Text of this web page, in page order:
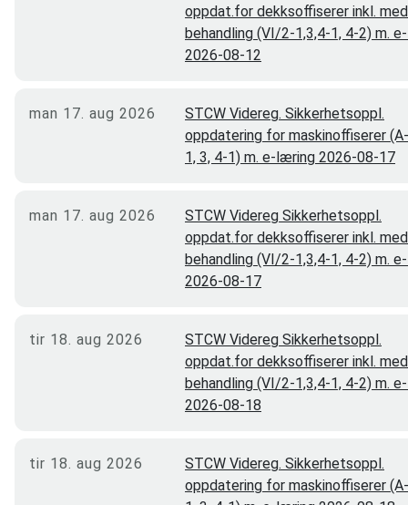
oppdat.for dekksoffiserer inkl.
behandling (VI/2-1,3,4-1, 4-2) m.
2026-08-12
man 17. aug 2026
STCW Videreg. Sikkerhetsoppl.
oppdatering for maskinoffiserer
1, 3, 4-1) m. e-læring 2026-08-17
man 17. aug 2026
STCW Videreg Sikkerhetsoppl.
oppdat.for dekksoffiserer inkl.
behandling (VI/2-1,3,4-1, 4-2) m.
2026-08-17
tir 18. aug 2026
STCW Videreg Sikkerhetsoppl.
oppdat.for dekksoffiserer inkl.
behandling (VI/2-1,3,4-1, 4-2) m.
2026-08-18
tir 18. aug 2026
STCW Videreg. Sikkerhetsoppl.
oppdatering for maskinoffiserer